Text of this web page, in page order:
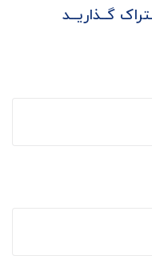
گــذاریــد